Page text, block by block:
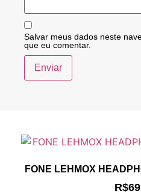
Salvar meus dados neste
que eu comentar.
FONE LEHMOX
R$